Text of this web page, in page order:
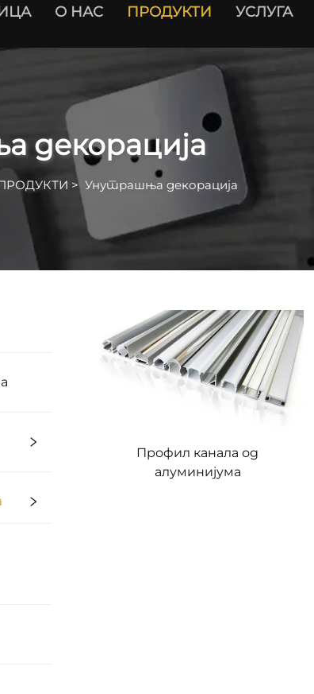
О НАС ПРОДУКТИ УСЛУГА
декорација
> Унутрашња декорација
Профил канала од
алуминијума